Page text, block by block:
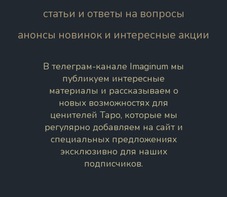
статьи и ответы на вопросы
анонсы новинок и интересные акции
В телеграм-канале Imaginum мы
публикуем интересные
материалы и рассказываем о
новых возможностях для
ценителей Таро, которые мы
регулярно добавляем на сайт и
специальных предложениях
эксклюзивно для наших
подписчиков.